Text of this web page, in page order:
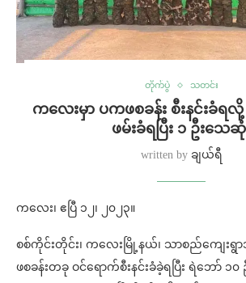
တိုက်ပွဲ သတင်း
ကလေးမှာ ပကဖစခန်း စီးနင်းခံရလို့
ဖမ်းခံရပြီး ၁ ဦးသေဆုံ
written by ချယ်ရီ
ကလေး၊ ဧပြီ ၁၂၊ ၂၀၂၃။
စစ်ကိုင်းတိုင်း၊ ကလေးမြို့နယ်၊ သာစည်ကျေးရွ
ဖစခန်းတခု ဝင်ရောက်စီးနင်းခံခဲ့ရပြီး ရဲဘော် ၁၀